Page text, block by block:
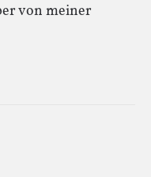
von meiner